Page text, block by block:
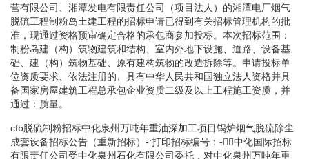
营有限公司、湘潭发电有限责任公司（项目法人）的湘潭电厂烟气
脱硫工程制粉岛土建工程的招标申请已得到有关招标管理机构的批
准，现通过资格预审确定合格的承包商参加投标。本次招标范围：
制粉岛建（构）筑物建筑和结构、室内外地下设施、道路、设备基
础、建（构）筑物基础、原有建构筑物的改造拆除等。申请投标单
位资质要求、依法注册的、具有中华人民共和国独立法人资格并具
备国家房屋建筑工程总承包企业资质二级及以上工程施工资质，并
通过：质量。
cfb脱硫制粉招标中化泉州万吨年重油深加工项目锅炉烟气脱硫除尘
成套设备招标公告（重新招标）-:打印招标编号：-中化国际招标
有限责任公司受中化泉州石化有限公司委托，对中化泉州万吨年重